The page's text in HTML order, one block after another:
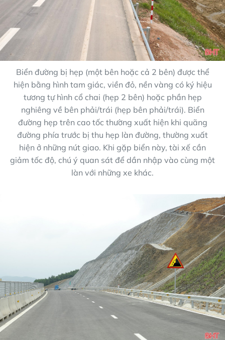
Biển đường bị hẹp (một bên hoặc cả 2 bên) được thể
hiện bằng hình tam giác, viền đỏ, nền vàng có ký hiệu
tương tự hình cổ chai (hẹp 2 bên) hoặc phần hẹp
nghiêng về bên phải/trái (hẹp bên phải/trái). Biển
đường hẹp trên cao tốc thường xuất hiện khi quãng
đường phía trước bị thu hẹp làn đường, thường xuất
hiện ở những nút giao. Khi gặp biển này, tài xế cần
giảm tốc độ, chú ý quan sát để dần nhập vào cùng một
làn với những xe khác.